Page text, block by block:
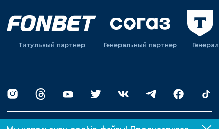
Титульный партнер Генеральный партнер